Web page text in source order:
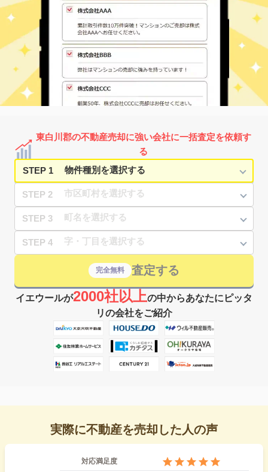
東白川郡の不動産売却に強い会社に一括査定を依頼す
る
STEP 1
STEP 2
STEP 3
STEP 4
完全無料 査定する
イエウールが2000社以上の中からあなたにピッタ
リの会社をご紹介
実際に不動産を売却した人の声
対応満足度